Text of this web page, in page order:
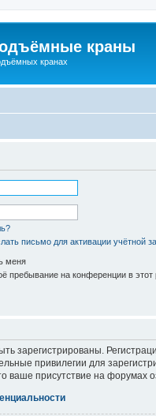
краны
кранах
письмо для активации учётной
меня
пребывание на конференции в этот
зарегистрированы.
привилегии для
присутствие на форумах